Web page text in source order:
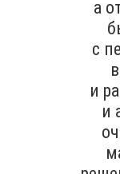
а
с
и
и